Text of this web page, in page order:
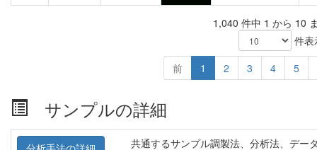
1,040 件中 1 から 10
件表
前
1 2 3 4 5
サンプルの詳細
共通するサンプル調製法、分析法、デー